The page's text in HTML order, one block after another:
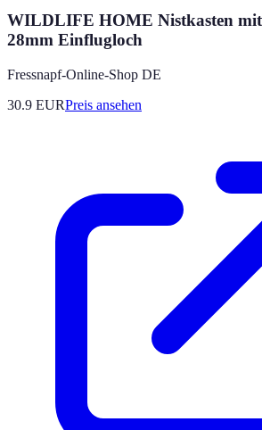
WILDLIFE HOME Nistkasten
28mm Einflugloch
Fressnapf-Online-Shop DE
30.9 EURPreis ansehen